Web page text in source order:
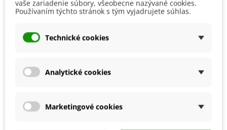
Mrazuvzdornosť
Nie
Zber
Typ Plodu A Použitie
vaše zariadenie súbory, všeobecne nazývané cookies.
Používaním týchto stránok s tým vyjadrujete súhlas.
Technické cookies
Analytické cookies
Marketingové cookies